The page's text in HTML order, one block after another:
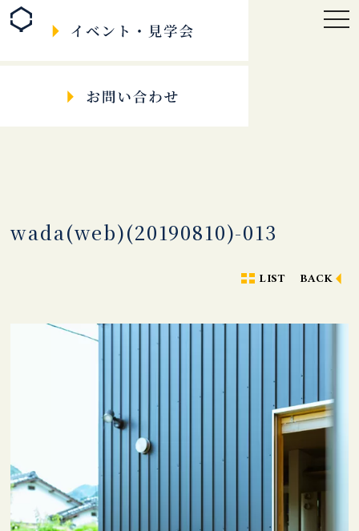
wada(web)(20190810)-013
LIST BACK